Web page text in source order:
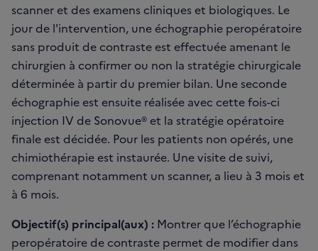
scanner et des examens cliniques et biologiques. Le
jour de l'intervention, une échographie peropératoire
sans produit de contraste est effectuée amenant le
chirurgien à confirmer ou non la stratégie chirurgicale
déterminée à partir du premier bilan. Une seconde
échographie est ensuite réalisée avec cette fois-ci
injection IV de Sonovue® et la stratégie opératoire
finale est décidée. Pour les patients non opérés, une
chimiothérapie est instaurée. Une visite de suivi,
comprenant notamment un scanner, a lieu à 3 mois et
à 6 mois.
Objectif(s) principal(aux) : Montrer que l’échographie
peropératoire de contraste permet de modifier dans